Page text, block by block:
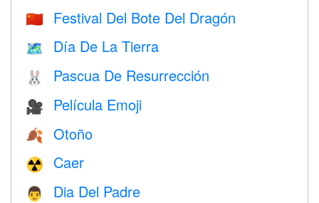
🇨🇳 Festival Del Bote Del Dragón
🗺️ Día De La Tierra
🐰 Pascua De Resurrección
🎥 Película Emoji
🍂 Otoño
☢️ Caer
👨 Dia Del Padre